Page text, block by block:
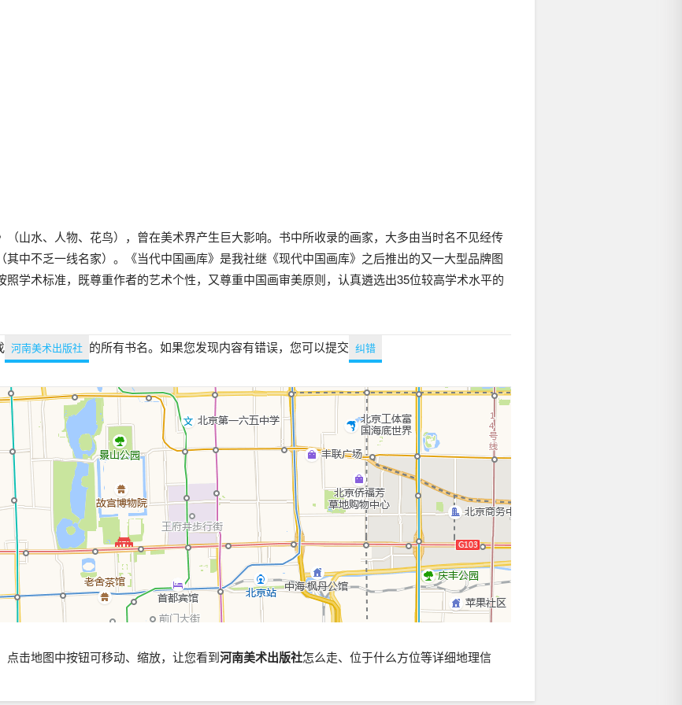
山水、人物、花鸟），曾在美术界产生巨大影响。书中所收录的画家，大多由当时名不见经传
中不乏一线名家）。《当代中国画库》是我社继《现代中国画库》之后推出的又一大型品牌图
学术标准，既尊重作者的艺术个性，又尊重中国画审美原则，认真遴选出35位较高学术水平的
河南美术出版社 的所有书名。如果您发现内容有错误，您可以提交 纠错
点击地图中按钮可移动、缩放，让您看到河南美术出版社怎么走、位于什么方位等详细地理信